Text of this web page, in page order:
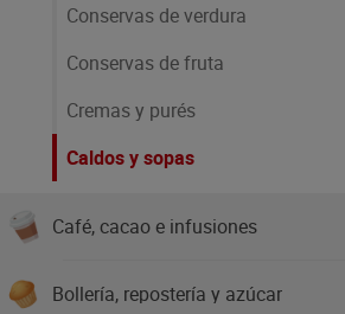
Conservas de verdura
Conservas de fruta
Cremas y purés
Caldos y sopas
Café, cacao e infusiones
Bollería, repostería y azúcar